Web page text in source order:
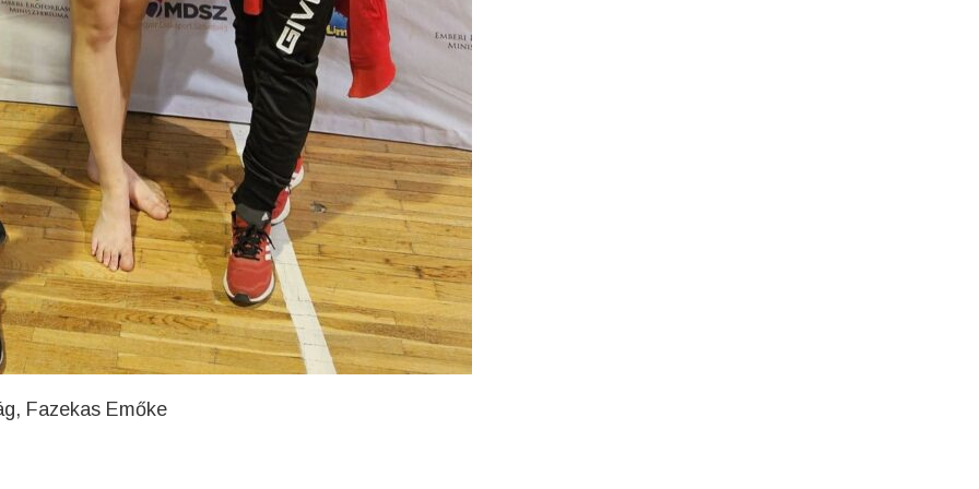
Fazekas Emőke